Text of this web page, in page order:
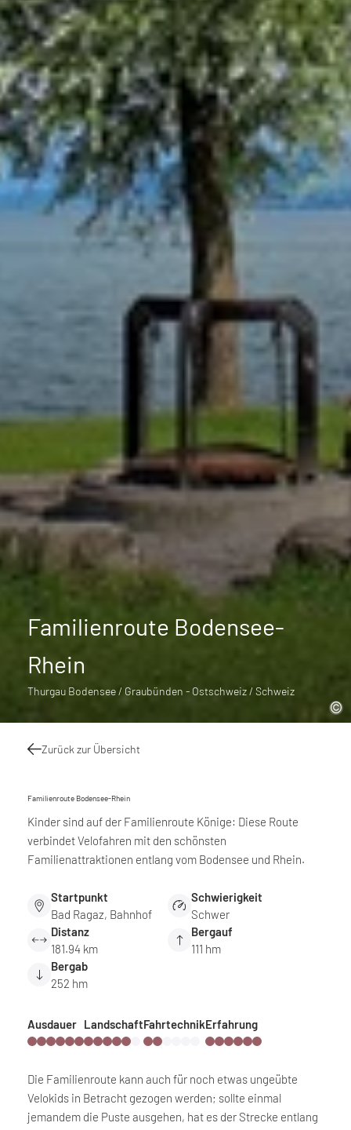
Familienroute Bodensee-
Rhein
Thurgau Bodensee / Graubünden - Ostschweiz / Schweiz
Zurück zur Übersicht
Familienroute Bodensee-Rhein
Kinder sind auf der Familienroute Könige: Diese Route
verbindet Velofahren mit den schönsten
Familienattraktionen entlang vom Bodensee und Rhein.
Startpunkt
Bad Ragaz, Bahnhof
Schwierigkeit
Schwer
Distanz
181.94 km
Bergauf
111 hm
Bergab
252 hm
Ausdauer LandschaftFahrtechnikErfahrung
Die Familienroute kann auch für noch etwas ungeübte
Velokids in Betracht gezogen werden; sollte einmal
jemandem die Puste ausgehen, hat es der Strecke entlang